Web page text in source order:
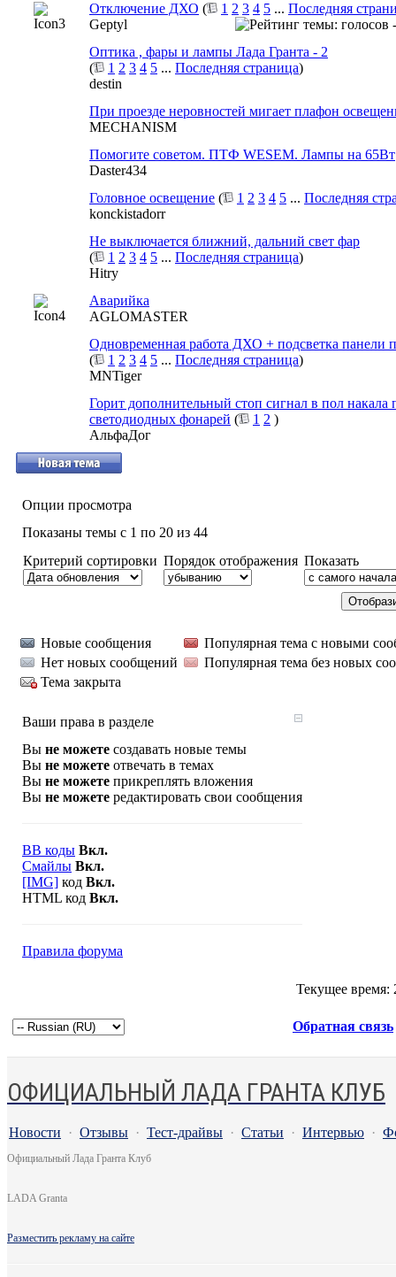
Отключение ДХО ( 1 2 3 4 5 ... Последняя
Geptyl
Оптика , фары и лампы Лада Гранта - 2
(
1 2 3 4 5 ... Последняя страница)
destin
При проезде неровностей мигает плафон
MECHANISM
Помогите советом. ПТФ WESEM. Лампы на 65Вт
Daster434
Головное освещение ( 1 2 3 4 5 ... Последняя
konckistadorr
Не выключается ближний, дальний свет фар
(
1 2 3 4 5 ... Последняя страница)
Hitry
Аварийка
AGLOMASTER
Одновременная работа ДХО + подсветка панели
(
1 2 3 4 5 ... Последняя страница)
MNTiger
Горит дополнительный стоп сигнал в пол накала
светодиодных фонарей ( 1 2 )
АльфаДог
Опции просмотра
Показаны темы с 1 по 20 из 44
Критерий сортировки Порядок отображения Показать
Новые сообщения
Популярная тема с новыми
Нет новых сообщений
Популярная тема без новых
Тема закрыта
Ваши права в разделе
Вы не можете создавать новые темы
Вы не можете отвечать в темах
Вы не можете прикреплять вложения
Вы не можете редактировать свои сообщения
BB коды Вкл.
Смайлы Вкл.
[IMG] код Вкл.
HTML код Вкл.
Правила форума
Текущее время:
Обратная связь
ОФИЦИАЛЬНЫЙ ЛАДА ГРАНТА КЛУБ
Новости · Отзывы · Тест-драйвы · Статьи · Интервью ·
Официальный Лада Гранта Клуб
LADA Granta
Разместить рекламу на сайте